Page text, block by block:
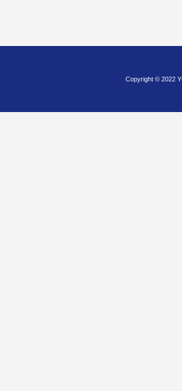
Copyright © 2022